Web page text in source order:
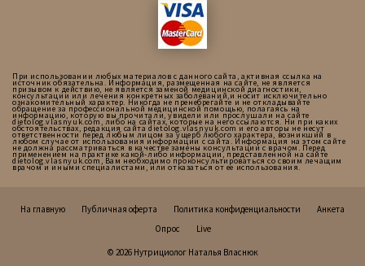
При использовании любых материалов с данного сайта, активная ссылка на
источник обязательна. Информация, размещенная на сайте, не является
призывом к действию, не является заменой медицинской диагностики,
консультации или лечения конкретных заболеваний,и носит исключительно
ознакомительный характер. Никогда не пренебрегайте и не откладывайте
обращение за профессиональной медицинской помощью, полагаясь на
информацию, которую вы прочитали, увидели или прослушали на сайте
dietolog.vlasnyuk.com, либо на сайтах, которые на него ссылаются. Ни при каких
обстоятельствах, редакция сайта dietolog.vlasnyuk.com и его авторы не несут
ответственности перед любым лицом за ущерб любого характера, возникший в
любом случае от использования информации с сайта. Информация на этом сайте
не должна рассматриваться в качестве замены консультации с врачом. Перед
применением на практике какой-либо информации, представленной на сайте
dietolog.vlasnyuk.com, Вам необходимо проконсультироваться со своим лечащим
врачом и иными специалистами, или отказаться от ее использования.
На главную Публичная оферта Политика конфиденциальности
Анкета
Опрос
Live
© 2026 Нутрициолог Наталья Власнюк